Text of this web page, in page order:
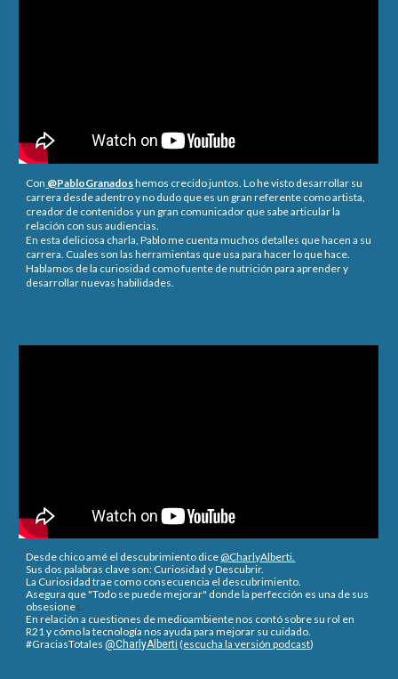
Con @PabloGranadoshemos crecido juntos. Lo he visto desarrollar su
carrera desde adentro y no dudo que es un gran referente como artista,
creador de contenidos y un gran comunicador que sabe articular la
relación con sus audiencias.
En esta deliciosa charla, Pablo me cuenta muchos detalles que hacen a su
carrera. Cuales son las herramientas que usa para hacer lo que hace.
Hablamos de la curiosidad como fuente de nutrición para aprender y
desarrollar nuevas habilidades.
Desde chico amé el descubrimiento dice @CharlyAlberti.
Sus dos palabras clave son: Curiosidad y Descubrir.
La Curiosidad trae como consecuencia el descubrimiento.
Asegura que "Todo se puede mejorar" donde la perfección es una de sus
obsesiones.
En relación a cuestiones de medioambiente nos contó sobre su rol en
R21 y cómo la tecnología nos ayuda para mejorar su cuidado.
#GraciasTotales @CharlyAlberti (escucha la versión podcast)